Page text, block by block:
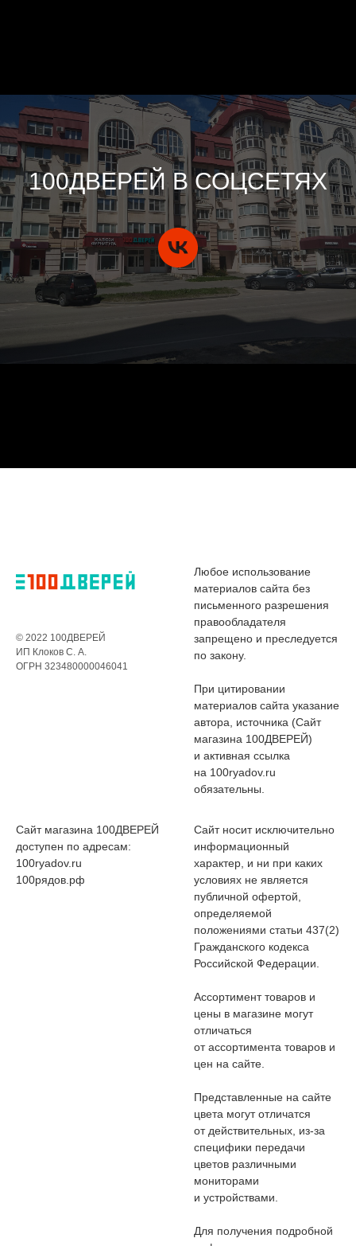
100ДВЕРЕЙ В СОЦСЕТЯХ
© 2022 100ДВЕРЕЙ
ИП Клоков С. А.
ОГРН 323480000046041
Любое использование
материалов сайта без
письменного разрешения
правообладателя
запрещено и преследуется
по закону.
При цитировании
материалов сайта указание
автора, источника (Сайт
магазина 100ДВЕРЕЙ)
и активная ссылка
на 100ryadov.ru
обязательны.
Сайт магазина 100ДВЕРЕЙ
доступен по адресам:
100ryadov.ru
100рядов.рф
Сайт носит исключительно
информационный
характер, и ни при каких
условиях не является
публичной офертой,
определяемой
положениями статьи 437(2)
Гражданского кодекса
Российской Федерации.
Ассортимент товаров и
цены в магазине могут
отличаться
от ассортимента товаров и
цен на сайте.
Представленные на сайте
цвета могут отличатся
от действительных, из-за
специфики передачи
цветов различными
мониторами
и устройствами.
Для получения подробной